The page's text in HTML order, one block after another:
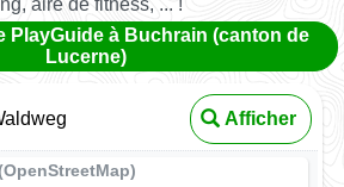
aire de fitness, ... !
PlayGuide à Buchrain (canton de
Lucerne)
Afficher